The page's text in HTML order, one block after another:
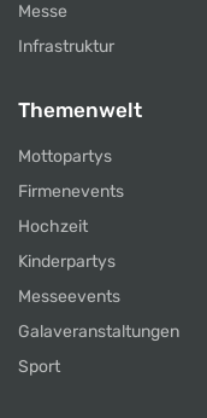
Messe
Infrastruktur
Themenwelt
Mottopartys
Firmenevents
Hochzeit
Kinderpartys
Messeevents
Galaveranstaltungen
Sport